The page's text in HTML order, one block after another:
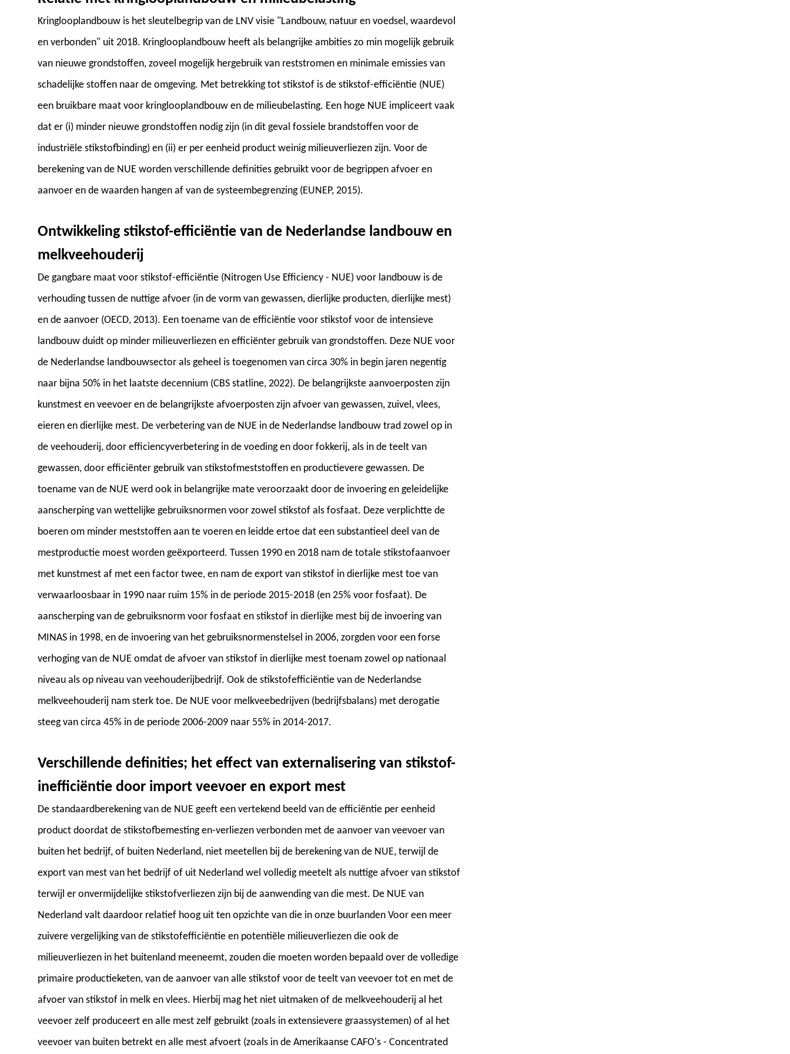
Kringlooplandbouw is het sleutelbegrip van de LNV visie "Landbouw, natuur en voedsel, waardevol
en verbonden" uit 2018. Kringlooplandbouw heeft als belangrijke ambities zo min mogelijk gebruik
van nieuwe grondstoffen, zoveel mogelijk hergebruik van reststromen en minimale emissies van
schadelijke stoffen naar de omgeving. Met betrekking tot stikstof is de stikstof-efficiëntie (NUE)
een bruikbare maat voor kringlooplandbouw en de milieubelasting. Een hoge NUE impliceert vaak
dat er (i) minder nieuwe grondstoffen nodig zijn (in dit geval fossiele brandstoffen voor de
industriële stikstofbinding) en (ii) er per eenheid product weinig milieuverliezen zijn. Voor de
berekening van de NUE worden verschillende definities gebruikt voor de begrippen afvoer en
aanvoer en de waarden hangen af van de systeembegrenzing (EUNEP, 2015).
Ontwikkeling stikstof-efficiëntie van de Nederlandse landbouw en
melkveehouderij
De gangbare maat voor stikstof-efficiëntie (Nitrogen Use Efficiency - NUE) voor landbouw is de
verhouding tussen de nuttige afvoer (in de vorm van gewassen, dierlijke producten, dierlijke mest)
en de aanvoer (OECD, 2013). Een toename van de efficiëntie voor stikstof voor de intensieve
landbouw duidt op minder milieuverliezen en efficiënter gebruik van grondstoffen. Deze NUE voor
de Nederlandse landbouwsector als geheel is toegenomen van circa 30% in begin jaren negentig
naar bijna 50% in het laatste decennium (CBS statline, 2022). De belangrijkste aanvoerposten zijn
kunstmest en veevoer en de belangrijkste afvoerposten zijn afvoer van gewassen, zuivel, vlees,
eieren en dierlijke mest. De verbetering van de NUE in de Nederlandse landbouw trad zowel op in
de veehouderij, door efficiencyverbetering in de voeding en door fokkerij, als in de teelt van
gewassen, door efficiënter gebruik van stikstofmeststoffen en productievere gewassen. De
toename van de NUE werd ook in belangrijke mate veroorzaakt door de invoering en geleidelijke
aanscherping van wettelijke gebruiksnormen voor zowel stikstof als fosfaat. Deze verplichtte de
boeren om minder meststoffen aan te voeren en leidde ertoe dat een substantieel deel van de
mestproductie moest worden geëxporteerd. Tussen 1990 en 2018 nam de totale stikstofaanvoer
met kunstmest af met een factor twee, en nam de export van stikstof in dierlijke mest toe van
verwaarloosbaar in 1990 naar ruim 15% in de periode 2015-2018 (en 25% voor fosfaat). De
aanscherping van de gebruiksnorm voor fosfaat en stikstof in dierlijke mest bij de invoering van
MINAS in 1998, en de invoering van het gebruiksnormenstelsel in 2006, zorgden voor een forse
verhoging van de NUE omdat de afvoer van stikstof in dierlijke mest toenam zowel op nationaal
niveau als op niveau van veehouderijbedrijf. Ook de stikstofefficiëntie van de Nederlandse
melkveehouderij nam sterk toe. De NUE voor melkveebedrijven (bedrijfsbalans) met derogatie
steeg van circa 45% in de periode 2006-2009 naar 55% in 2014-2017.
Verschillende definities; het effect van externalisering van stikstof-
inefficiëntie door import veevoer en export mest
De standaardberekening van de NUE geeft een vertekend beeld van de efficiëntie per eenheid
product doordat de stikstofbemesting en-verliezen verbonden met de aanvoer van veevoer van
buiten het bedrijf, of buiten Nederland, niet meetellen bij de berekening van de NUE, terwijl de
export van mest van het bedrijf of uit Nederland wel volledig meetelt als nuttige afvoer van stikstof
terwijl er onvermijdelijke stikstofverliezen zijn bij de aanwending van die mest. De NUE van
Nederland valt daardoor relatief hoog uit ten opzichte van die in onze buurlanden Voor een meer
zuivere vergelijking van de stikstofefficiëntie en potentiële milieuverliezen die ook de
milieuverliezen in het buitenland meeneemt, zouden die moeten worden bepaald over de volledige
primaire productieketen, van de aanvoer van alle stikstof voor de teelt van veevoer tot en met de
afvoer van stikstof in melk en vlees. Hierbij mag het niet uitmaken of de melkveehouderij al het
veevoer zelf produceert en alle mest zelf gebruikt (zoals in extensievere graassystemen) of al het
veevoer van buiten betrekt en alle mest afvoert (zoals in de Amerikaanse CAFO's - Concentrated